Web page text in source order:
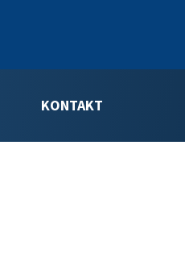
KONTAKT